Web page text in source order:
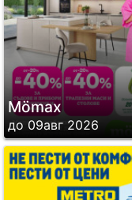
Mömax
до 09авг 2026